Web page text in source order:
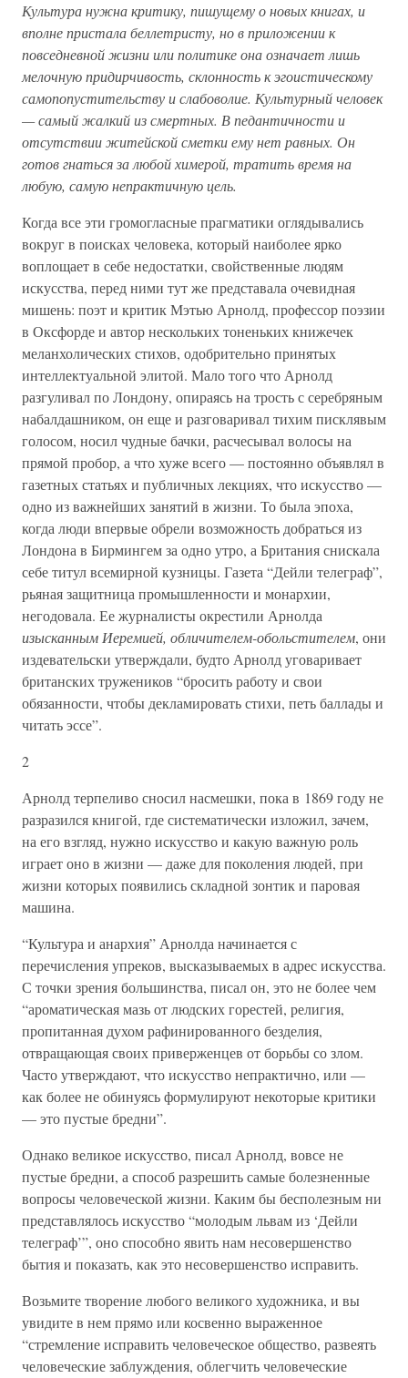
Культура нужна критику, пишущему о новых книгах, и
вполне пристала беллетристу, но в приложении к
повседневной жизни или политике она означает лишь
мелочную придирчивость, склонность к эгоистическому
самопопустительству и слабоволие. Культурный человек
— самый жалкий из смертных. В педантичности и
отсутствии житейской сметки ему нет равных. Он
готов гнаться за любой химерой, тратить время на
любую, самую непрактичную цель.
Когда все эти громогласные прагматики оглядывались
вокруг в поисках человека, который наиболее ярко
воплощает в себе недостатки, свойственные людям
искусства, перед ними тут же представала очевидная
мишень: поэт и критик Мэтью Арнолд, профессор поэзии
в Оксфорде и автор нескольких тоненьких книжечек
меланхолических стихов, одобрительно принятых
интеллектуальной элитой. Мало того что Арнолд
разгуливал по Лондону, опираясь на трость с серебряным
набалдашником, он еще и разговаривал тихим писклявым
голосом, носил чудные бачки, расчесывал волосы на
прямой пробор, а что хуже всего — постоянно объявлял в
газетных статьях и публичных лекциях, что искусство —
одно из важнейших занятий в жизни. То была эпоха,
когда люди впервые обрели возможность добраться из
Лондона в Бирмингем за одно утро, а Британия снискала
себе титул всемирной кузницы. Газета “Дейли телеграф”,
рьяная защитница промышленности и монархии,
негодовала. Ее журналисты окрестили Арнолда
изысканным Иеремией, обличителем-обольстителем, они
издевательски утверждали, будто Арнолд уговаривает
британских тружеников “бросить работу и свои
обязанности, чтобы декламировать стихи, петь баллады и
читать эссе”.
2
Арнолд терпеливо сносил насмешки, пока в 1869 году не
разразился книгой, где систематически изложил, зачем,
на его взгляд, нужно искусство и какую важную роль
играет оно в жизни — даже для поколения людей, при
жизни которых появились складной зонтик и паровая
машина.
“Культура и анархия” Арнолда начинается с
перечисления упреков, высказываемых в адрес искусства.
С точки зрения большинства, писал он, это не более чем
“ароматическая мазь от людских горестей, религия,
пропитанная духом рафинированного безделия,
отвращающая своих приверженцев от борьбы со злом.
Часто утверждают, что искусство непрактично, или —
как более не обинуясь формулируют некоторые критики
— это пустые бредни”.
Однако великое искусство, писал Арнолд, вовсе не
пустые бредни, а способ разрешить самые болезненные
вопросы человеческой жизни. Каким бы бесполезным ни
представлялось искусство “молодым львам из ‘Дейли
телеграф’”, оно способно явить нам несовершенство
бытия и показать, как это несовершенство исправить.
Возьмите творение любого великого художника, и вы
увидите в нем прямо или косвенно выраженное
“стремление исправить человеческое общество, развеять
человеческие заблуждения, облегчить человеческие